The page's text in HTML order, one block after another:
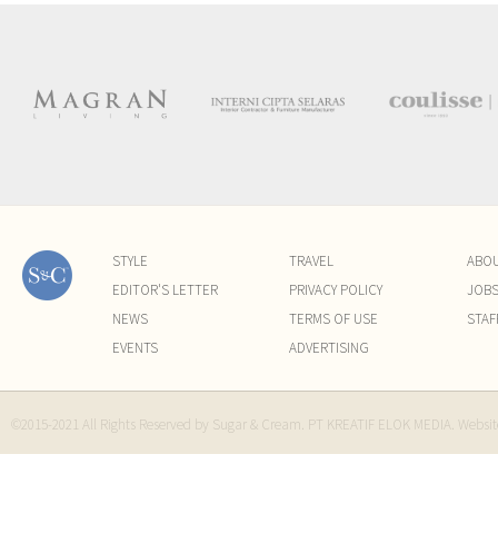
STYLE
EDITOR'S LETTER
NEWS
EVENTS
TRAVEL
PRIVACY POLICY
TERMS OF USE
ADVERTISING
JOBS
©2015-2021 All Rights Reserved by Sugar & Cream. PT KREATIF ELOK MEDIA.